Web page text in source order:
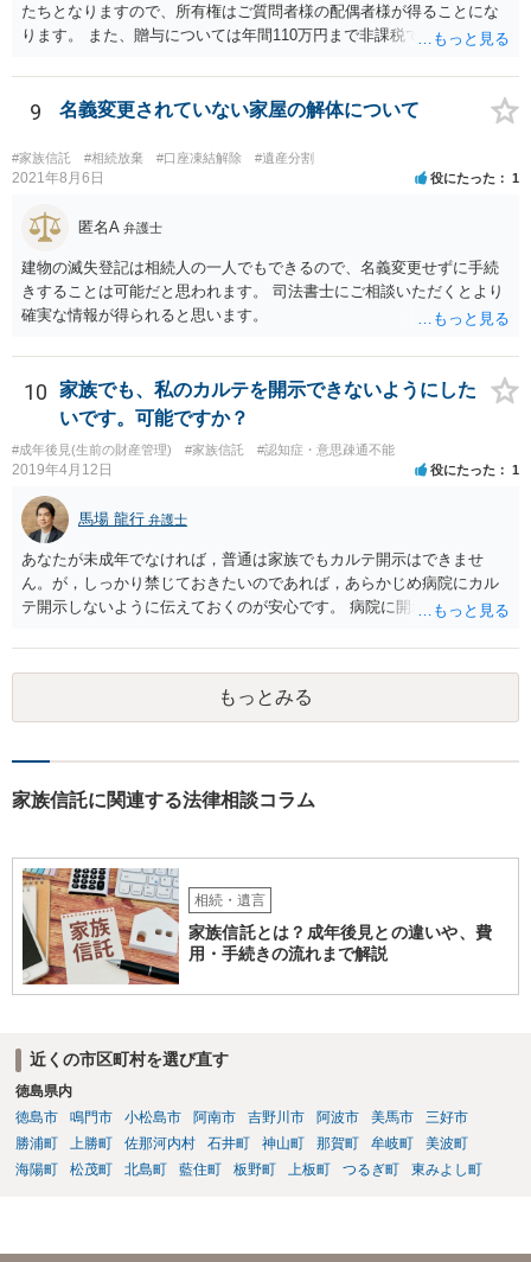
たちとなりますので、所有権はご質問者様の配偶者様が得ることにな
ります。 また、贈与については年間110万円まで非課税であり、トイ
9 名義変更されていない家屋の解体について
#家族信託 #相続放棄 #口座凍結解除 #遺産分割
2021年8月6日 役にたった 1
匿名A 弁護士
建物の滅失登記は相続人の一人でもできるので、名義変更せずに手続
きすることは可能だと思われます。 司法書士にご相談いただくとより
確実な情報が得られると思います。
10
家族でも、私のカルテを開示できないようにした
いです。可能ですか？
#成年後見(生前の財産管理) #家族信託 #認知症・意思疎通不能
2019年4月12日 役にたった 1
馬場 龍行 弁護士
あなたが未成年でなければ，普通は家族でもカルテ開示はできませ
ん。が，しっかり禁じておきたいのであれば，あらかじめ病院にカル
テ開示しないように伝えておくのが安心です。 病院に開示しないよう
可能性は低いのでコストパフォーマンスとしてはどうかなという感じ
がします。
もっとみる
家族信託に関連する法律相談コラム
相続・遺言
家族信託とは？成年後見との違いや、費
用・手続きの流れまで解説
近くの市区町村を選び直す
徳島県内
徳島市
鳴門市 小松島市 阿南市 吉野川市 阿波市 美馬市
三好市
勝浦町
上勝町 佐那河内村 石井町 神山町 那賀町 牟岐町
美波町
海陽町
松茂町 北島町 藍住町 板野町 上板町 つるぎ町 東みよし町